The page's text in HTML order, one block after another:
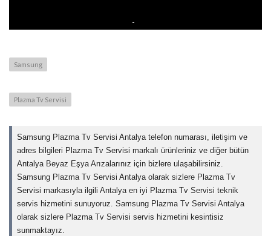
Samsung
Plazma Tv Servisi
Samsung Plazma Tv Servisi Antalya telefon numarası, iletişim ve
adres bilgileri Plazma Tv Servisi markalı ürünleriniz ve diğer bütün
Antalya Beyaz Eşya Arızalarınız için bizlere ulaşabilirsiniz.
Samsung Plazma Tv Servisi Antalya olarak sizlere Plazma Tv
Servisi markasıyla ilgili Antalya en iyi Plazma Tv Servisi teknik
servis hizmetini sunuyoruz. Samsung Plazma Tv Servisi Antalya
olarak sizlere Plazma Tv Servisi servis hizmetini kesintisiz
sunmaktayız.